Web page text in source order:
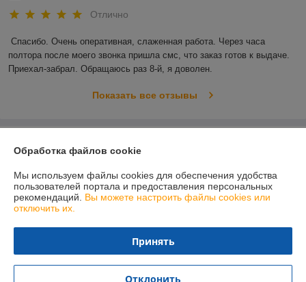
Отлично
Спасибо. Очень оперативная, слаженная работа. Через часа
полтора после моего звонка пришла смс, что заказ готов к выдаче.
Приехал-забрал. Обращаюсь раз 8-й, я доволен.
Показать все отзывы
Контакты
Доставка и оплата
Обработка файлов cookie
Мы используем файлы cookies для обеспечения удобства
пользователей портала и предоставления персональных
рекомендаций. Вы можете настроить файлы cookies или
отключить их.
Принять
Отклонить